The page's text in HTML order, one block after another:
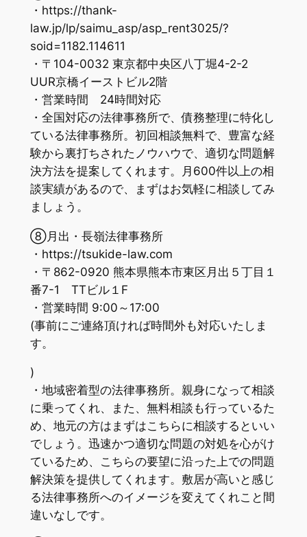
・https://thank-
law.jp/lp/saimu_asp/asp_rent3025/?
soid=1182.114611
・〒104-0032 東京都中央区八丁堀4-2-2
UUR京橋イーストビル2階
・営業時間 24時間対応
・全国対応の法律事務所で、債務整理に特化し
ている法律事務所。初回相談無料で、豊富な経
験から裏打ちされたノウハウで、適切な問題解
決方法を提案してくれます。月600件以上の相
談実績があるので、まずはお気軽に相談してみ
ましょう。
⑧月出・長嶺法律事務所
・https://tsukide-law.com
・〒862-0920 熊本県熊本市東区月出５丁目１
番7-1 TTビル１F
・営業時間 9:00～17:00
(事前にご連絡頂ければ時間外も対応いたしま
す。
)
・地域密着型の法律事務所。親身になって相談
に乗ってくれ、また、無料相談も行っているた
め、地元の方はまずはこちらに相談するといい
でしょう。迅速かつ適切な問題の対処を心がけ
ているため、こちらの要望に沿った上での問題
解決策を提供してくれます。敷居が高いと感じ
る法律事務所へのイメージを変えてくれこと間
違いなしです。